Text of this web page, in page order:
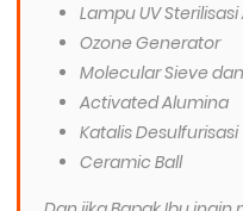
Lampu UV Sterilisasi
Ozone Generator
Molecular Sieve
Activated Alumina
Katalis Desulfurisasi
Ceramic Ball